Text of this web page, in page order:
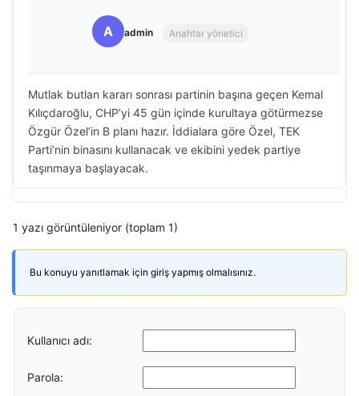
A admin Anahtar yönetici
Mutlak butlan kararı sonrası partinin başına geçen Kemal
Kılıçdaroğlu, CHP’yi 45 gün içinde kurultaya götürmezse
Özgür Özel’in B planı hazır. İddialara göre Özel, TEK
Parti’nin binasını kullanacak ve ekibini yedek partiye
taşınmaya başlayacak.
1 yazı görüntüleniyor (toplam 1)
Bu konuyu yanıtlamak için giriş yapmış olmalısınız.
Kullanıcı adı:
Parola: